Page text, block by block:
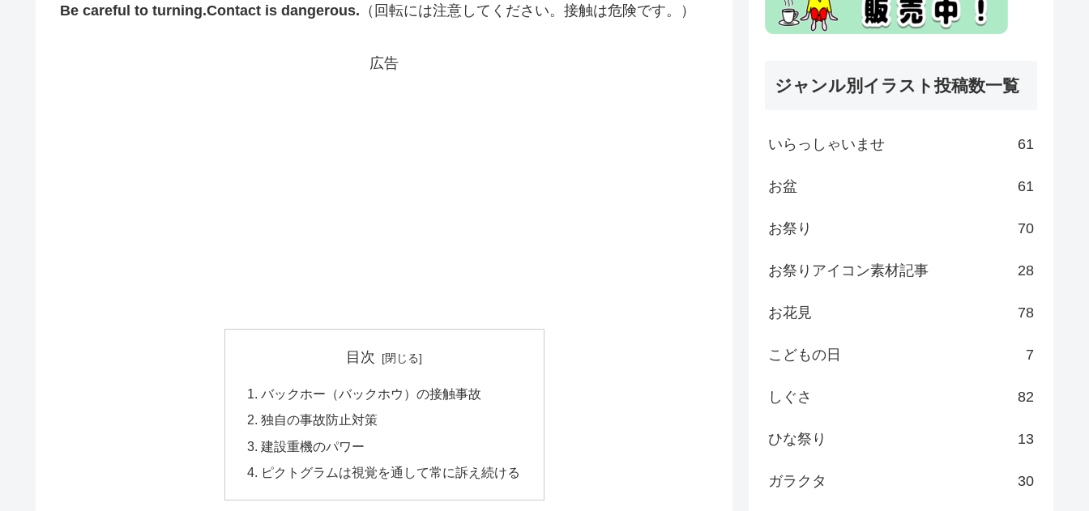
Be careful to turning.Contact is dangerous. （回転には注意してください。接触は危険です。）
広告
目次
バックホー（バックホウ）の接触事故
独自の事故防止対策
建設重機のパワー
ピクトグラムは視覚を通して常に訴え続ける
ジャンル別イラスト投稿数一覧
いらっしゃいませ 61
お盆 61
お祭り 70
お祭りアイコン素材記事 28
お花見 78
こどもの日 7
しぐさ 82
ひな祭り 13
ガラクタ 30